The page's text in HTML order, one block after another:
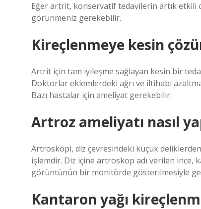
Eğer artrit, konservatif tedavilerin artık etkili
görünmeniz gerekebilir.
Kireçlenmeye kesin
Artrit için tam iyileşme sağlayan kesin bir
Doktorlar eklemlerdeki ağrı ve iltihabı
Bazı hastalar için ameliyat gerekebilir.
Artroz ameliyatı nasıl
Artroskopi, diz çevresindeki küçük
işlemdir. Diz içine artroskop adı verilen
görüntünün bir monitörde gösterilmesiyle
Kantaron yağı